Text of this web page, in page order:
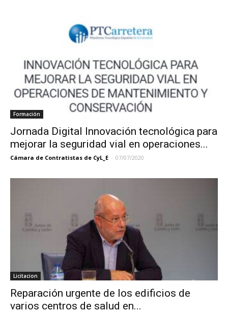
Formación
Jornada Digital Innovación tecnológica para
mejorar la seguridad vial en operaciones...
Cámara de Contratistas de CyL_E - 07/07/2020
Licitacion
Reparación urgente de los edificios de
varios centros de salud en...